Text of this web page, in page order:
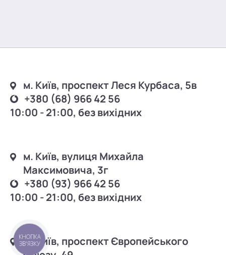
м. Київ, проспект Леся Курбаса, 5в
+380 (68) 966 42 56
10:00 - 21:00, без вихідних
м. Київ, вулиця Михайла
Максимовича, 3г
+380 (93) 966 42 56
10:00 - 21:00, без вихідних
м. Київ, проспект Європейського
КНОПКА
ЗВ'ЯЗКУ